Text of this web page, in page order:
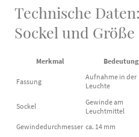
Technische
Sockel und Größe
Merkmal Bedeutung
Fassung
Aufnahme in der
Leuchte
Sockel
Gewinde am
Leuchtmittel
Gewindedurchmesser ca. 14 mm